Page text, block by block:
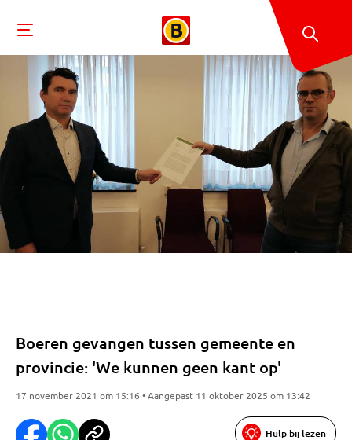
Boeren gevangen tussen gemeente en
provincie: 'We kunnen geen kant op'
17 november 2021 om 15:16 • Aangepast 11 oktober 2025 om 13:42
Hulp bij lezen